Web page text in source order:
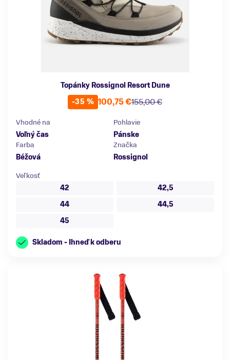
Topánky Rossignol Resort Dune
-35 %
155,00 €
100,75 €
Vhodné na
Voľný čas
Pohlavie
Pánske
Farba
Béžová
Značka
Rossignol
Veľkosť
42
42,5
44
44,5
45
Skladom - Ihneď k odberu